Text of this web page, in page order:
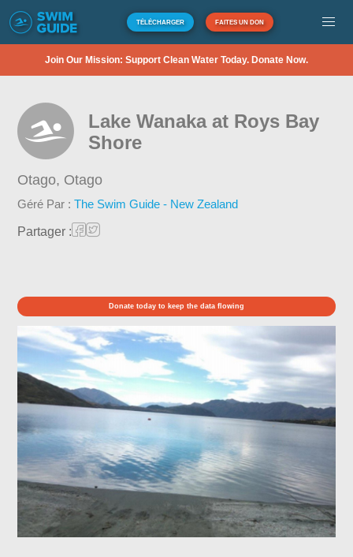
TÉLÉCHARGER FAITES UN DON
Join Our Mission: Support Clean Water Today. Donate Now.
Lake Wanaka at Roys Bay
Shore
Otago, Otago
Géré Par :The Swim Guide - New Zealand
Partager :
Donate today to keep the data flowing